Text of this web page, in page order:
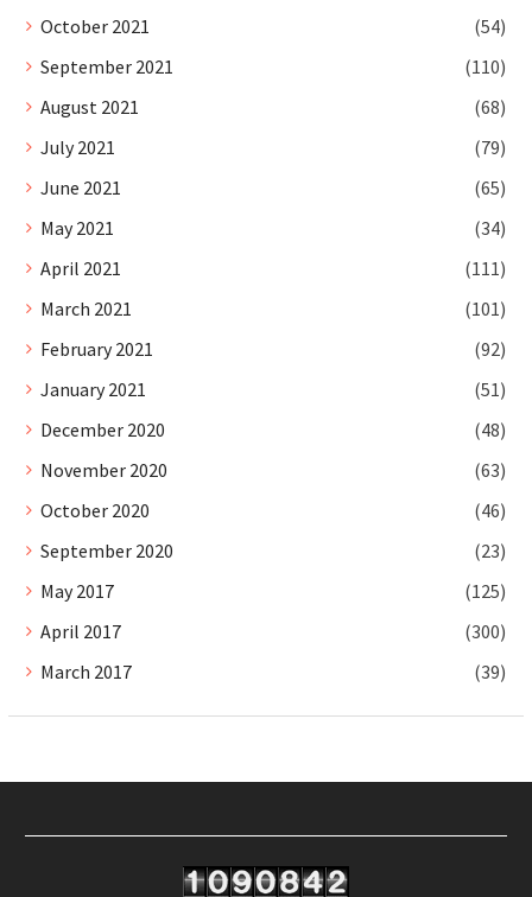
October 2021
(54)
September 2021
(110)
August 2021
(68)
July 2021
(79)
June 2021
(65)
May 2021
(34)
April 2021
(111)
March 2021
(101)
February 2021
(92)
January 2021
(51)
December 2020
(48)
November 2020
(63)
October 2020
(46)
September 2020
(23)
May 2017
(125)
April 2017
(300)
March 2017
(39)